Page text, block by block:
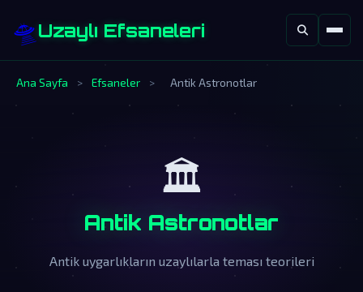
🛸Uzaylı Efsaneleri
Ana Sayfa > Efsaneler > Antik Astronotlar
🏛️
Antik Astronotlar
Antik uygarlıkların uzaylılarla teması teorileri